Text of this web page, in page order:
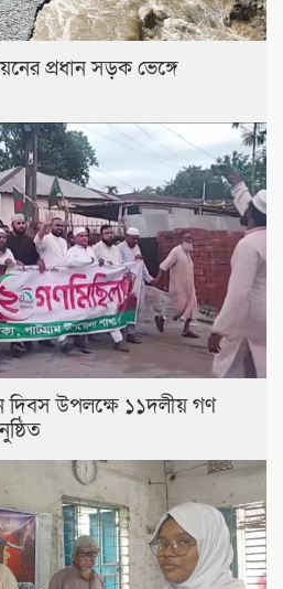
প্রধান সড়ক ভেঙ্গে
দিবস উপলক্ষে ১১দলীয় গণ